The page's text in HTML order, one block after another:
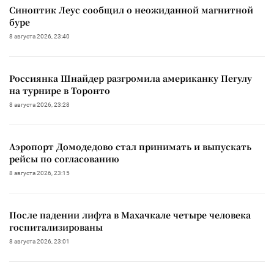
Синоптик Леус сообщил о неожиданной магнитной
буре
8 августа 2026, 23:40
Россиянка Шнайдер разгромила американку Пегулу
на турнире в Торонто
8 августа 2026, 23:28
Аэропорт Домодедово стал принимать и выпускать
рейсы по согласованию
8 августа 2026, 23:15
После падении лифта в Махачкале четыре человека
госпитализированы
8 августа 2026, 23:01